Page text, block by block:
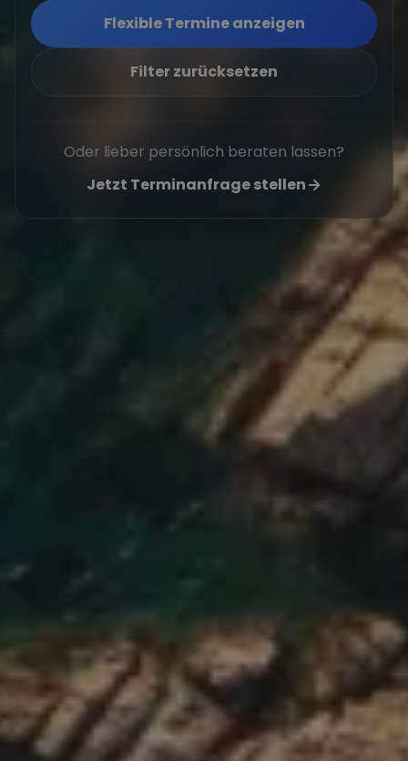
Flexible Termine anzeigen
Filter zurücksetzen
Oder lieber persönlich beraten lassen?
Jetzt Terminanfrage stellen